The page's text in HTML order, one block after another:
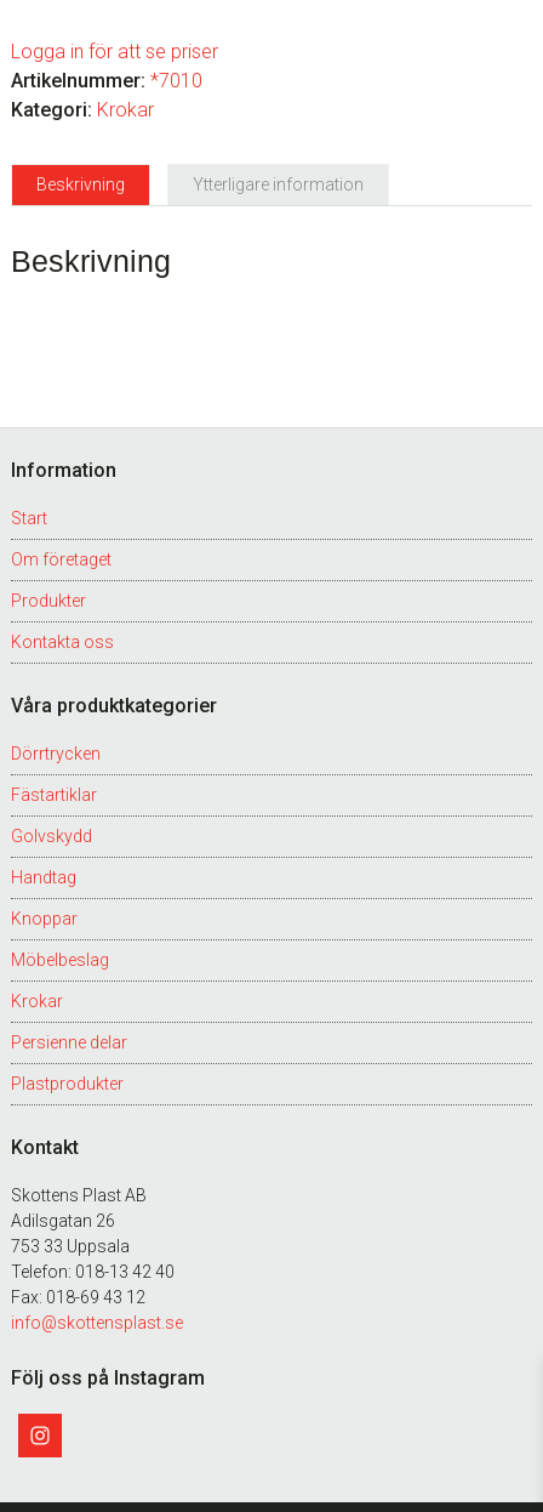
Logga in för att se priser
Artikelnummer: *7010
Kategori: Krokar
Beskrivning Ytterligare information
Beskrivning
Footer
Information
Start
Om företaget
Produkter
Kontakta oss
Våra produktkategorier
Dörrtrycken
Fästartiklar
Golvskydd
Handtag
Knoppar
Möbelbeslag
Krokar
Persienne delar
Plastprodukter
Kontakt
Skottens Plast AB
Adilsgatan 26
753 33 Uppsala
Telefon: 018-13 42 40
Fax: 018-69 43 12
info@skottensplast.se
Följ oss på Instagram